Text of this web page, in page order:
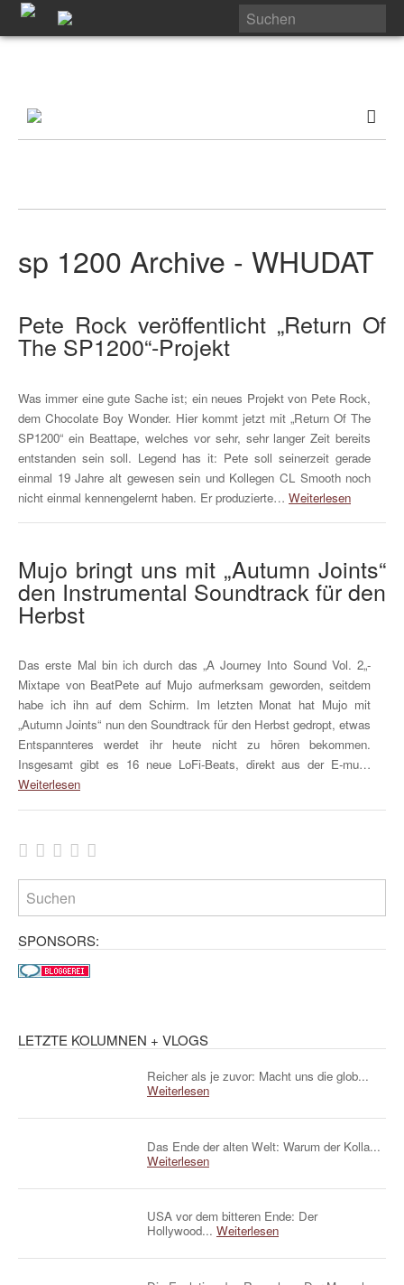
sp 1200 Archive - WHUDAT
Pete Rock veröffentlicht „Return Of
The SP1200“-Projekt
Was immer eine gute Sache ist; ein neues Projekt von Pete Rock,
dem Chocolate Boy Wonder. Hier kommt jetzt mit „Return Of The
SP1200“ ein Beattape, welches vor sehr, sehr langer Zeit bereits
entstanden sein soll. Legend has it: Pete soll seinerzeit gerade
einmal 19 Jahre alt gewesen sein und Kollegen CL Smooth noch
nicht einmal kennengelernt haben. Er produzierte… Weiterlesen
Mujo bringt uns mit „Autumn Joints“
den Instrumental Soundtrack für den
Herbst
Das erste Mal bin ich durch das „A Journey Into Sound Vol. 2„-
Mixtape von BeatPete auf Mujo aufmerksam geworden, seitdem
habe ich ihn auf dem Schirm. Im letzten Monat hat Mujo mit
„Autumn Joints“ nun den Soundtrack für den Herbst gedropt, etwas
Entspannteres werdet ihr heute nicht zu hören bekommen.
Insgesamt gibt es 16 neue LoFi-Beats, direkt aus der E-mu…
Weiterlesen
SPONSORS:
LETZTE KOLUMNEN + VLOGS
Reicher als je zuvor: Macht uns die glob...
Weiterlesen
Das Ende der alten Welt: Warum der Kolla...
Weiterlesen
USA vor dem bitteren Ende: Der
Hollywood... Weiterlesen